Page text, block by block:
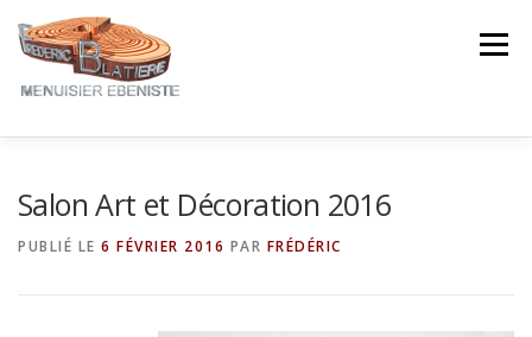
contenu
Menu
Salon Art et Décoration 2016
PUBLIÉ LE 6 FÉVRIER 2016 PAR FRÉDÉRIC